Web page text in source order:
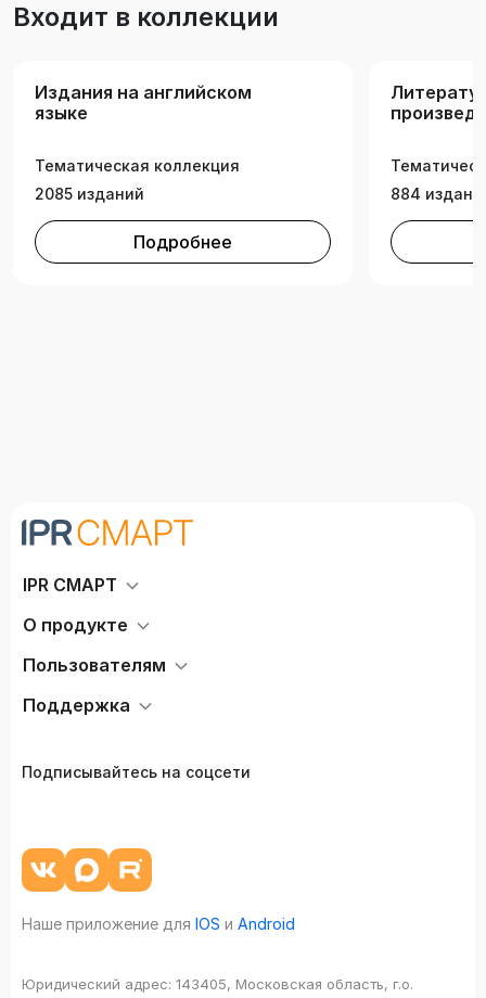
Входит в коллекции
Издания на английском
языке
Тематическая коллекция
2085 изданий
Подробнее
884
IPR СМАРТ
О продукте
Пользователям
Поддержка
Подписывайтесь на соцсети
Наше приложение для IOS и Android
Юридический адрес: 143405, Московская область, г.о.